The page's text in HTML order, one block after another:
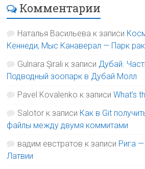
Комментарии
Наталья Васильева к записи
Кеннеди, Мыс Канаверал — Парк
Gulnara Şirali к записи Дубай.
Подводный зоопарк в Дубай Молл
Pavel Kovalenko к записиWhat’s
Salotor к записи Как в Git
файлы между двумя коммитами
вадим евстратов к записи Рига
Латвии